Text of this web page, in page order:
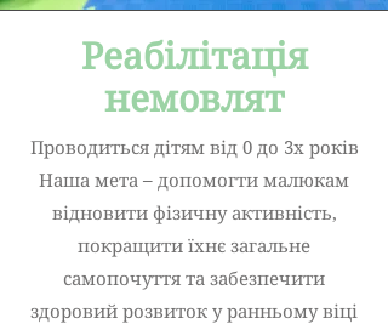
Реабілітація
немовлят
Проводиться дітям від 0 до 3х років
Наша мета – допомогти малюкам
відновити фізичну активність,
покращити їхнє загальне
самопочуття та забезпечити
здоровий розвиток у ранньому віці